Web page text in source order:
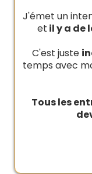
J'émet un
et il y a de
C'est juste
temps avec
Tous les